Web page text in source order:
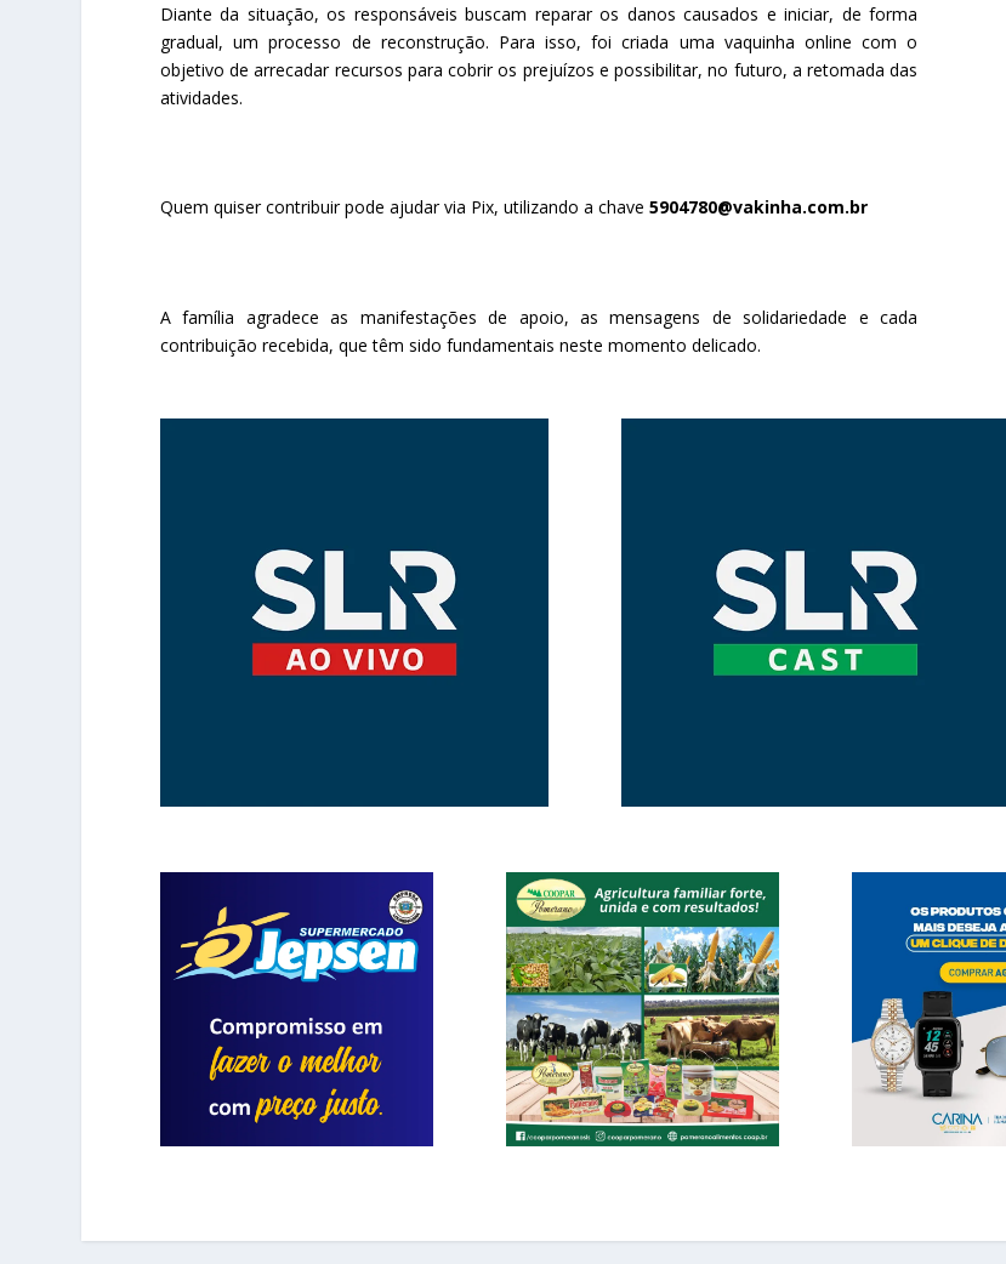
Diante da situação, os responsáveis buscam reparar os danos causados e iniciar, de forma
gradual, um processo de reconstrução. Para isso, foi criada uma vaquinha online com o
objetivo de arrecadar recursos para cobrir os prejuízos e possibilitar, no futuro, a retomada das
atividades.
Quem quiser contribuir pode ajudar via Pix, utilizando a chave 5904780@vakinha.com.br
A família agradece as manifestações de apoio, as mensagens de solidariedade e cada
contribuição recebida, que têm sido fundamentais neste momento delicado.